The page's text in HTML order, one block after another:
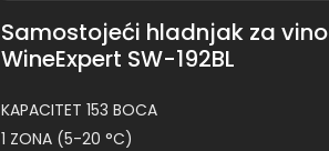
Samostojeći hladnjak za vino
WineExpert SW-192BL
KAPACITET 153 BOCA
1 ZONA (5-20 °C)